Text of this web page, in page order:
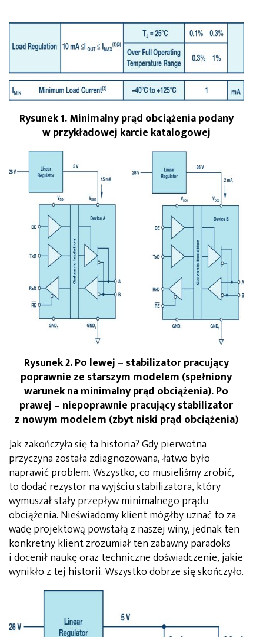
Rysunek 1. Minimalny prąd obciążenia podany
w przykładowej karcie katalogowej
Rysunek 2. Po lewej – stabilizator pracujący
poprawnie ze starszym modelem (spełniony
warunek na minimalny prąd obciążenia). Po
prawej – niepoprawnie pracujący stabilizator
z nowym modelem (zbyt niski prąd obciążenia)
Jak zakończyła się ta historia? Gdy pierwotna
przyczyna została zdiagnozowana, łatwo było
naprawić problem. Wszystko, co musieliśmy zrobić,
to dodać rezystor na wyjściu stabilizatora, który
wymuszał stały przepływ minimalnego prądu
obciążenia. Nieświadomy klient mógłby uznać to za
wadę pro­jektową powstałą z naszej winy, jednak ten
konkretny klient zrozumiał ten zabawny paradoks
i docenił naukę oraz techniczne doświadczenie, jakie
wynikło z tej historii. Wszystko dobrze się skończyło.